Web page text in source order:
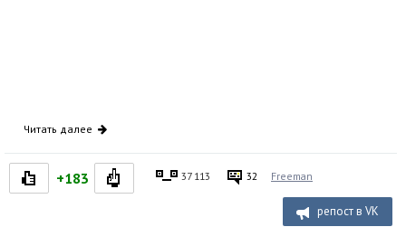
Читать далее
+183 37 113 32 Freeman
репост в VK